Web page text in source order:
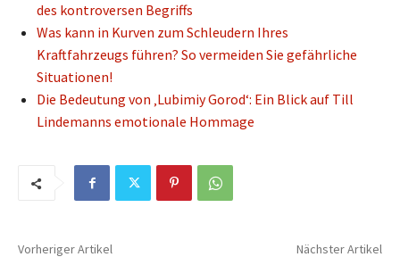
des kontroversen Begriffs
Was kann in Kurven zum Schleudern Ihres
Kraftfahrzeugs führen? So vermeiden Sie gefährliche
Situationen!
Die Bedeutung von ‚Lubimiy Gorod‘: Ein Blick auf Till
Lindemanns emotionale Hommage
Vorheriger Artikel Nächster Artikel